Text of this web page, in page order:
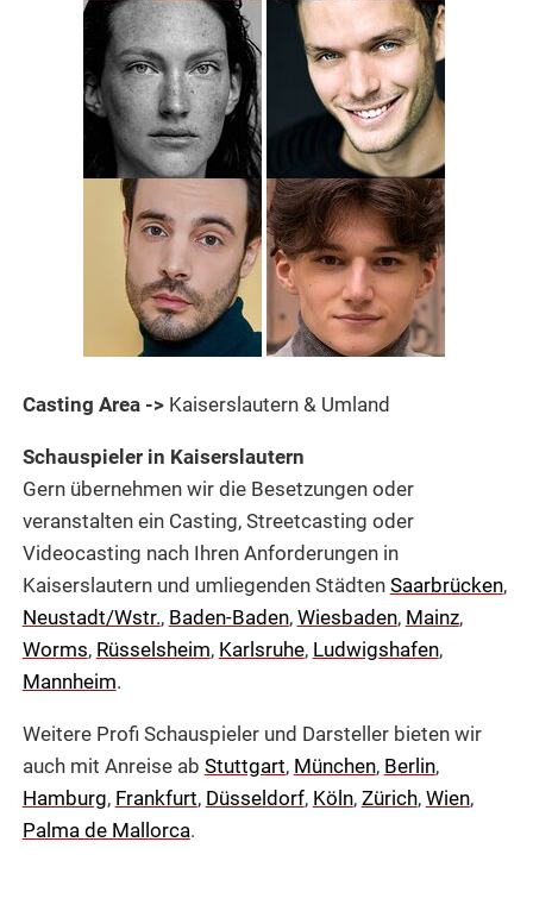
Casting Area -> Kaiserslautern & Umland
Schauspieler in Kaiserslautern
Gern übernehmen wir die Besetzungen oder
veranstalten ein Casting, Streetcasting oder
Videocasting nach Ihren Anforderungen in
Kaiserslautern und umliegenden Städten Saarbrücken,
Neustadt/Wstr., Baden-Baden, Wiesbaden, Mainz,
Worms, Rüsselsheim, Karlsruhe, Ludwigshafen,
Mannheim.
Weitere Profi Schauspieler und Darsteller bieten wir
auch mit Anreise ab Stuttgart, München, Berlin,
Hamburg, Frankfurt, Düsseldorf, Köln, Zürich, Wien,
Palma de Mallorca.